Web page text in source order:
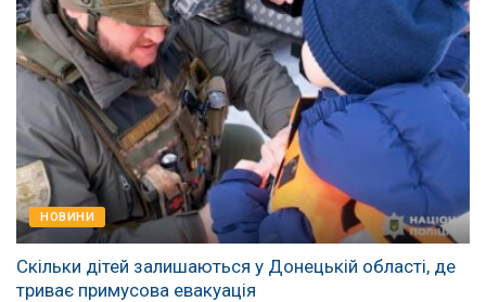
НОВИНИ
Скільки дітей залишаються у Донецькій області, де
триває примусова евакуація